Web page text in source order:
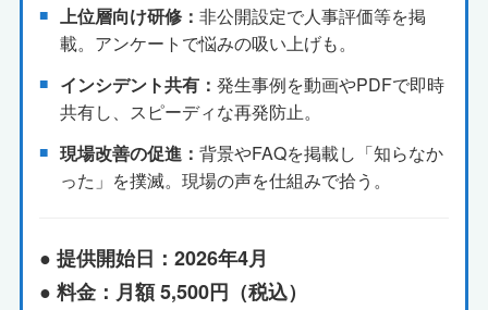
上位層向け研修：非公開設定で人事評価等を掲
載。アンケートで悩みの吸い上げも。
インシデント共有：発生事例を動画やPDFで即時
共有し、スピーディな再発防止。
現場改善の促進：背景やFAQを掲載し「知らなか
った」を撲滅。現場の声を仕組みで拾う。
● 提供開始日：2026年4月
● 料金：月額 5,500円（税込）